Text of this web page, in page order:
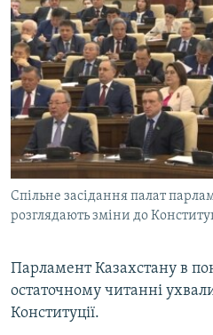
пошуку
ІНТЕРВ'Ю
ВСЕ ЗА ДЕНЬ
СПЕЦПРОЕКТИ
ДЕПОРТАЦІЯ
ВІДЕОУРОКИ «ELIFBE»
СВІДЧЕННЯ ОКУПАЦІЇ
УКРАЇНСЬКА ПРОБЛЕМА КРИМУ
ЯК ОБІЙТИ БЛОКУВАННЯ
Русский
Qırımtatar
Усі сайти RFE/RL
Спільне засідання палат
розглядають зміни до
Парламент Казахстану в
остаточному читанні
Конституції.